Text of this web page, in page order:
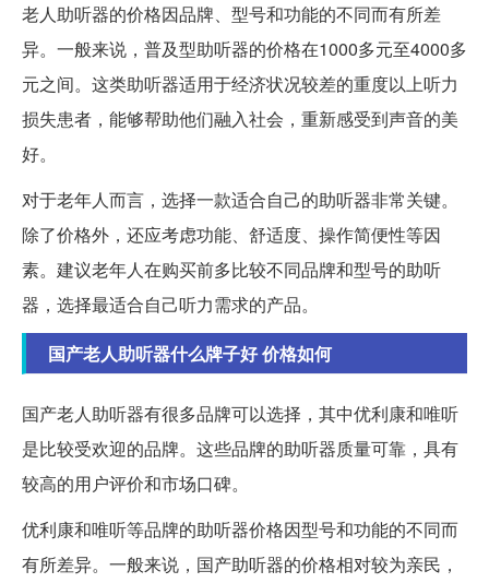
老人助听器的价格因品牌、型号和功能的不同而有所差
异。一般来说，普及型助听器的价格在1000多元至4000多
元之间。这类助听器适用于经济状况较差的重度以上听力
损失患者，能够帮助他们融入社会，重新感受到声音的美
好。
对于老年人而言，选择一款适合自己的助听器非常关键。
除了价格外，还应考虑功能、舒适度、操作简便性等因
素。建议老年人在购买前多比较不同品牌和型号的助听
器，选择最适合自己听力需求的产品。
国产老人助听器什么牌子好 价格如何
国产老人助听器有很多品牌可以选择，其中优利康和唯听
是比较受欢迎的品牌。这些品牌的助听器质量可靠，具有
较高的用户评价和市场口碑。
优利康和唯听等品牌的助听器价格因型号和功能的不同而
有所差异。一般来说，国产助听器的价格相对较为亲民，